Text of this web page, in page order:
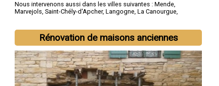
Nous intervenons aussi dans les villes suivantes : Mende,
Marvejols, Saint-Chély-d'Apcher, Langogne, La Canourgue,
Rénovation de maisons anciennes